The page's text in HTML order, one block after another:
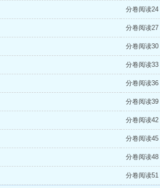
分卷阅读24
分卷阅读27
分卷阅读30
分卷阅读33
分卷阅读36
分卷阅读39
分卷阅读42
分卷阅读45
分卷阅读48
分卷阅读51